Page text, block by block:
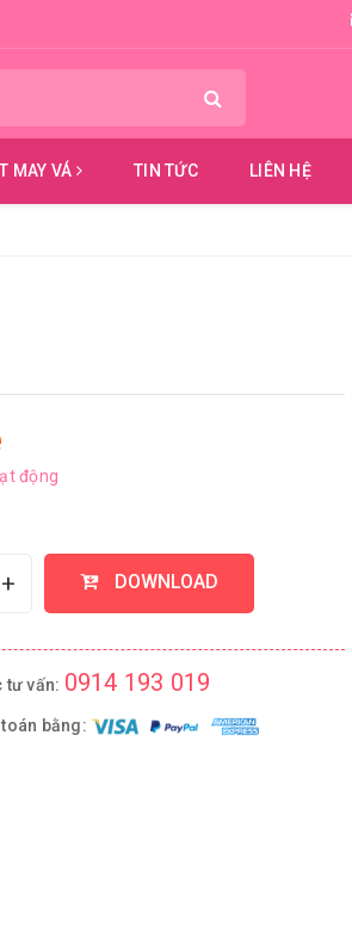
MAY VÁ TIN TỨC LIÊN HỆ
động
+ DOWNLOAD
tư vấn: 0914 193 019
bằng: